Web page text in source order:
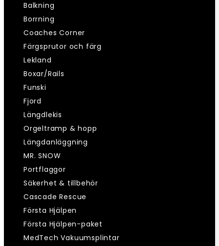
Balkning
Borrning
Coaches Corner
Färgsprutor och färg
Lekland
Boxar/Rails
Funski
Fjord
Längdlekis
Orgeltramp & hopp
Längdanläggning
MR. SNOW
Portflaggor
Säkerhet & tillbehör
Cascade Rescue
Första Hjälpen
Första Hjälpen-paket
MedTech Vakuumsplintar